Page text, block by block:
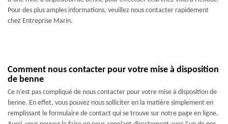
Pour des plus amples informations, veuillez nous contacter rapidement
chez Entreprise Marin.
Comment nous contacter pour votre mise à disposition
de benne
Ce n’est pas compliqué de nous contacter pour votre mise à disposition de
benne. En effet, vous pouvez nous solliciter en la matière simplement en
remplissant le formulaire de contact qui se trouve sur notre page en ligne.